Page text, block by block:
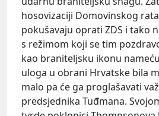
hosovizaciji Domovinskog
pokušavaju oprati ZDS i tako
s režimom koji se tim
kao braniteljsku ikonu
uloga u obrani Hrvatske bila
malo pa će ga proglašavati
predsjednika Tuđmana.